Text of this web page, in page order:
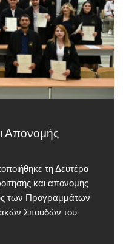
Απονομής
τη Δευτέρα
και απονομής
των Προγραμμάτων
Σπουδών του